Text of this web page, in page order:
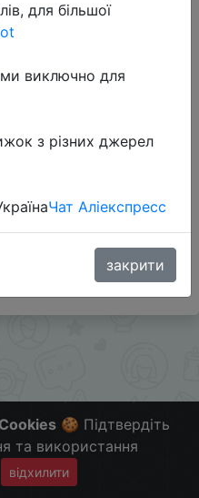
в телеграм
🍪 Підтвердіть
та використання
відхилити
для більшої
виключно для
з різних джерел
Чат Аліекспресс
закрити